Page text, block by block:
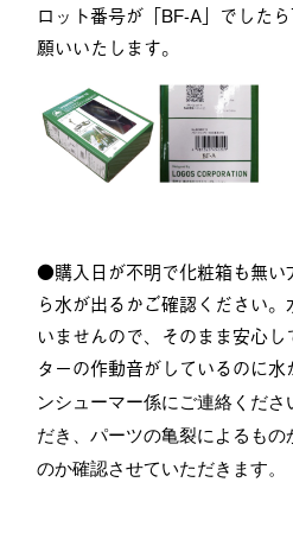
ロット番号が「BF-A」でした
願いいたします。
●購入日が不明で化粧箱も無い
ら水が出るかご確認ください
いませんので、そのまま安心
ターの作動音がしているのに
ンシューマー係にご連絡くだ
だき、パーツの亀裂によるも
のか確認させていただきます。